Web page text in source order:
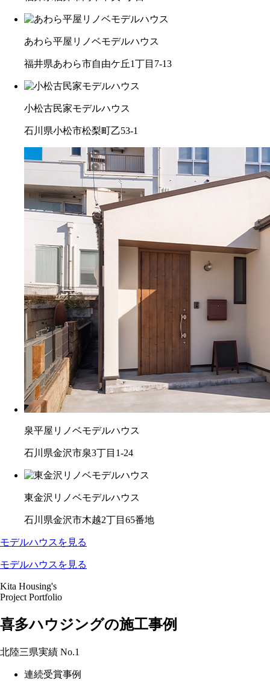
あわら平屋リノベモデルハウス
福井県あわら市自由ケ丘1丁目7-13
小松古民家モデルハウス
石川県小松市松梨町乙53-1
泉平屋リノベモデルハウス
石川県金沢市泉3丁目1-24
東金沢リノベモデルハウス
石川県金沢市木越2丁目65番地
モデルハウスを見る
モデルハウスを見る
Kita Housing's
Project Portfolio
喜多ハウジングの施工事例
北陸三県実績 No.1
連続受賞事例